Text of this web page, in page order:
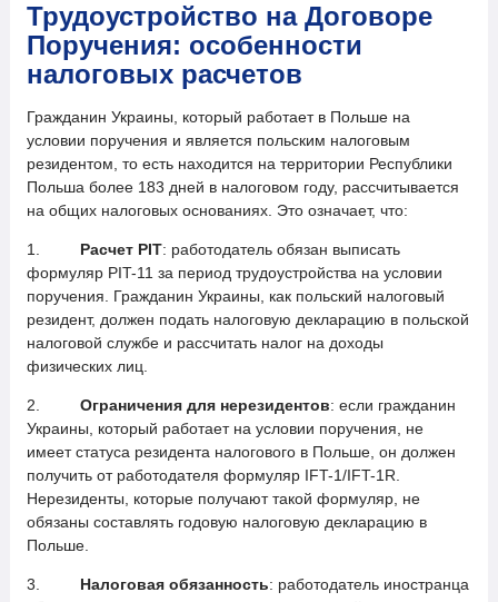
Трудоустройство на Договоре
Поручения: особенности
налоговых расчетов
Гражданин Украины, который работает в Польше на
условии поручения и является польским налоговым
резидентом, то есть находится на территории Республики
Польша более 183 дней в налоговом году, рассчитывается
на общих налоговых основаниях. Это означает, что:
1. Расчет PIT: работодатель обязан выписать
формуляр PIT-11 за период трудоустройства на условии
поручения. Гражданин Украины, как польский налоговый
резидент, должен подать налоговую декларацию в польской
налоговой службе и рассчитать налог на доходы
физических лиц.
2. Ограничения для нерезидентов: если гражданин
Украины, который работает на условии поручения, не
имеет статуса резидента налогового в Польше, он должен
получить от работодателя формуляр IFT-1/IFT-1R.
Нерезиденты, которые получают такой формуляр, не
обязаны составлять годовую налоговую декларацию в
Польше.
3. Налоговая обязанность: работодатель иностранца